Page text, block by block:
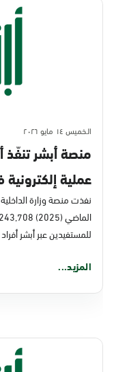
الخميس ١٤ مايو ٢٠٢٦
عملية إلكترونية في
نفذت منصة وزارة
للمستفيدين عبر أبشر
المزيد...